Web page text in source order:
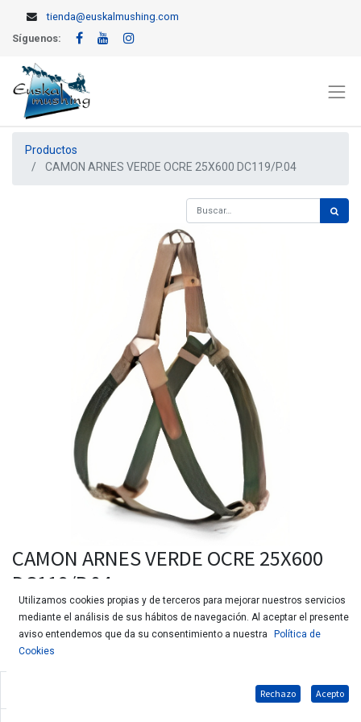
tienda@euskalmushing.com
Síguenos:
Productos
CAMON ARNES VERDE OCRE 25X600 DC119/P.04
CAMON ARNES VERDE OCRE 25X600
DC119/P.04
Utilizamos cookies propias y de terceros para mejorar nuestros servicios
mediante el análisis de sus hábitos de navegación. Al aceptar el presente
aviso entendemos que da su consentimiento a nuestra
Política de
Cookies
Rechazo Acepto